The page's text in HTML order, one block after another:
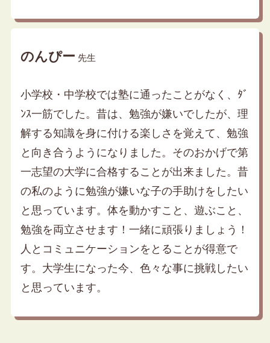
のんぴー 先生
小学校・中学校では塾に通ったことがなく、ﾀﾞ
ﾝｽ一筋でした。昔は、勉強が嫌いでしたが、理
解する知識を身に付ける楽しさを覚えて、勉強
と向き合うようになりました。そのおかげで第
一志望の大学に合格することが出来ました。昔
の私のように勉強が嫌いな子の手助けをしたい
と思っています。体を動かすこと、遊ぶこと、
勉強を両立させます！一緒に頑張りましょう！
人とコミュニケーションをとることが得意で
す。大学生になった今、色々な事に挑戦したい
と思っています。